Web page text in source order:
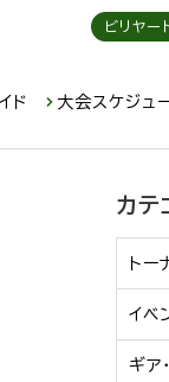
ド 大会スケジュ
ビリヤー
カテ
トー
イベ
ギア